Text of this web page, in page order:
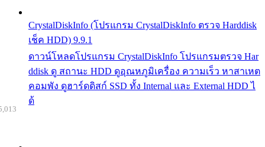
CrystalDiskInfo (โปรแกรม CrystalDiskInfo ตรวจ Harddisk
เช็ค HDD) 9.9.1
ดาวน์โหลดโปรแกรม CrystalDiskInfo โปรแกรมตรวจ Har
ddisk ดู สถานะ HDD ดูอุณหภูมิเครื่อง ความเร็ว หาสาเหต
คอมพัง ดูฮาร์ดดิสก์ SSD ทั้ง Internal และ External HDD ไ
ด้